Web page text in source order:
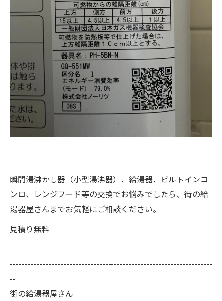
瞬間湯沸かし器（小型湯沸器）、給湯器、ビルトインコ
ンロ、レンジフード等の交換でお悩みでしたら、街の給
湯器屋さんまでお気軽にご相談ください。
見積り無料
--------------------------------------------------------------------
--
街の給湯器屋さん